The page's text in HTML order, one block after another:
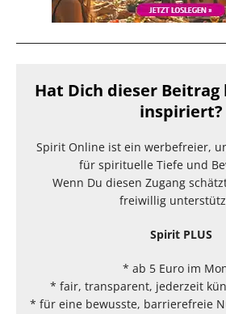
Hat Dich dieser
inspiriert?
Spirit Online ist ein werbefreier,
für spirituelle Tiefe und
Wenn Du diesen Zugang
freiwillig
Spirit PLUS
* ab 5 Euro im
* fair, transparent, jederzeit
* für eine bewusste, barrierefreie